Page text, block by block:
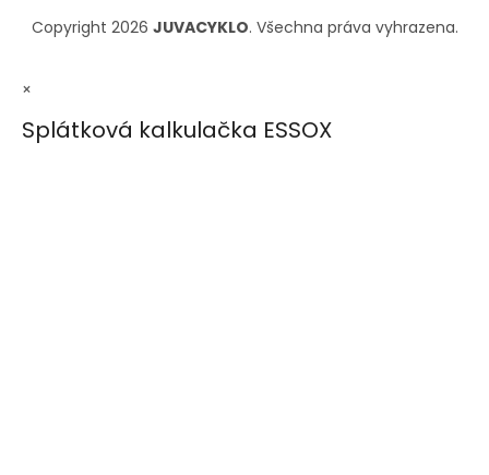
Copyright 2026 JUVACYKLO. Všechna práva vyhrazena.
×
Splátková kalkulačka ESSOX